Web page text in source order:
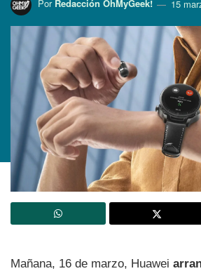
Por Redacción OhMyGeek! 15
Mañana, 16 de marzo, Huawei